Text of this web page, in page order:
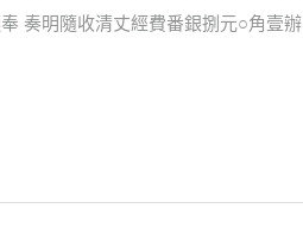
奏明隨收清丈經費番銀捌元○角壹辦